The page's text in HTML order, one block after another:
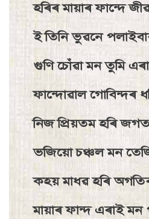
হৰিৰ মায়াৰ ফান্দে
ই তিনি ভুৱনে পলাইবাৰ
গুণি চোঁৱা মন তুমি
ফান্দোৱাল গােবিন্দৰ
নিজ প্রিয়তম হৰি জগত
ভজিয়ো চঞ্চল মন
কহয় মাধৱ হৰি
মায়াৰ ফান্দ এৰাই মন